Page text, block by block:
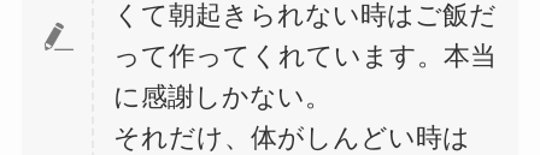
くて朝起きられない時はご飯だ
って作ってくれています。本当
に感謝しかない。
それだけ、体がしんどい時は